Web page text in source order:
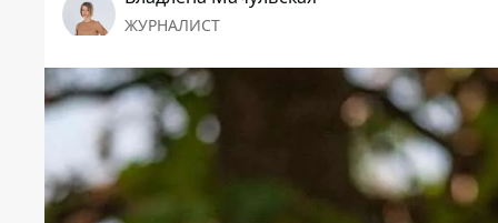
ЖУРНАЛИСТ